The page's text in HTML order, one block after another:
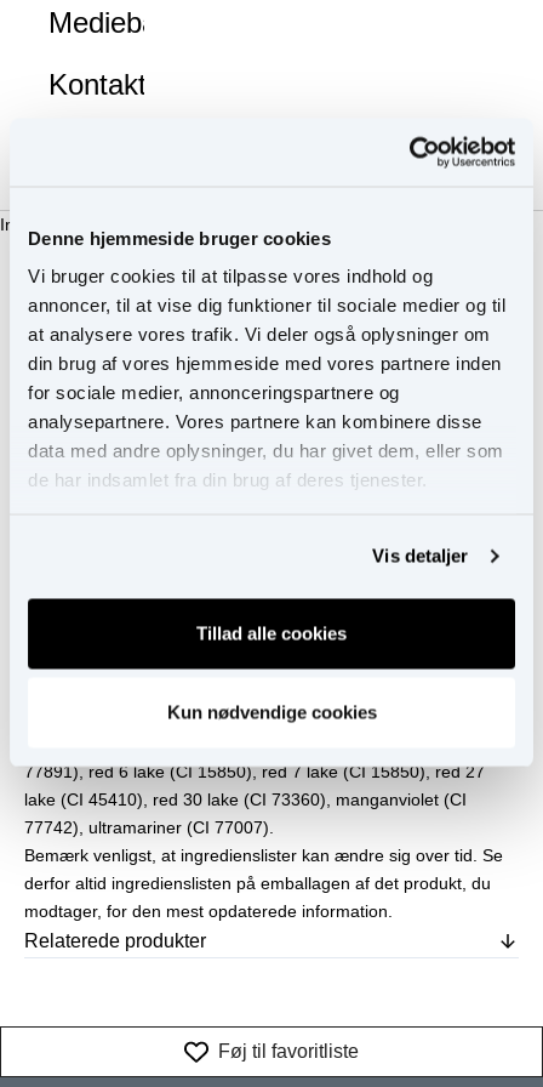
Denne hjemmeside bruger cookies
Vi bruger cookies til at tilpasse vores indhold og
annoncer, til at vise dig funktioner til sociale medier og til
at analysere vores trafik. Vi deler også oplysninger om
din brug af vores hjemmeside med vores partnere inden
for sociale medier, annonceringspartnere og
analysepartnere. Vores partnere kan kombinere disse
data med andre oplysninger, du har givet dem, eller som
de har indsamlet fra din brug af deres tjenester.
Vis detaljer
Tillad alle cookies
Kun nødvendige cookies
Mediebank
Kontakt
Indkøbskurv
Din indkøbskurv er tom
Fortsæt med at handle
Du skal være logget ind for at se dette produkt.
Anvendelse
Anvendelse
Påfør Glow Time Blush Stick på kinder eller kindben, og ton ud
med Multiuse Blending Brush eller fingerspidserne.
caprylic/capric triglyceride, ceresin, ethylhexyl stearate,
octyldodecanol, silica, polybutene, synthetic fluorphlogopite,
77891), red 6 lake (CI 15850), red 7 lake (CI 15850), red 27
lake (CI 45410), red 30 lake (CI 73360), manganviolet (CI
77742), ultramariner (CI 77007).
Bemærk venligst, at ingredienslister kan ændre sig over tid. Se
derfor altid ingredienslisten på emballagen af det produkt, du
modtager, for den mest opdaterede information.
Relaterede produkter
Føj til favoritliste